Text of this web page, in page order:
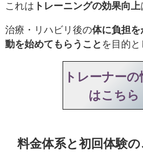
これは トレーニングの効果向上
治療・リハビリ後の体に負担を
動を始めてもらうこと を目的と
トレーナー
はこちら
料金体系と初回体験